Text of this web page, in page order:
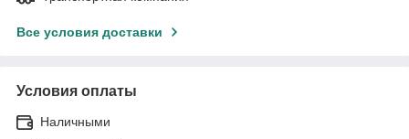
Все условия доставки
Условия оплаты
Наличными